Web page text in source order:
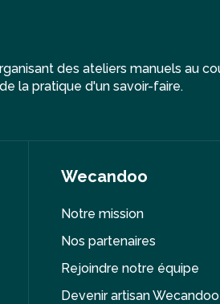
des ateliers manuels au
la pratique d'un savoir-faire.
Wecandoo
Notre mission
Nos partenaires
Rejoindre notre équipe
Devenir artisan Wecandoo